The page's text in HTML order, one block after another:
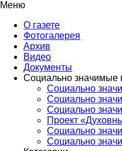
Меню
О газете
Фотогалерея
Архив
Видео
Документы
Социально значимые
Социально
Социально
Социально
Проект
Социально
Социально